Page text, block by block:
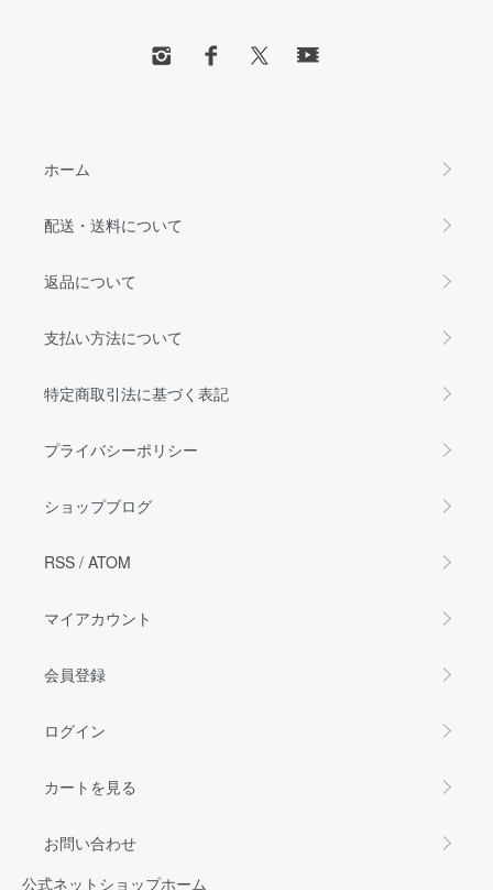
ホーム
配送・送料について
返品について
支払い方法について
特定商取引法に基づく表記
プライバシーポリシー
ショップブログ
RSS / ATOM
マイアカウント
会員登録
ログイン
カートを見る
お問い合わせ
公式ネットショップホーム